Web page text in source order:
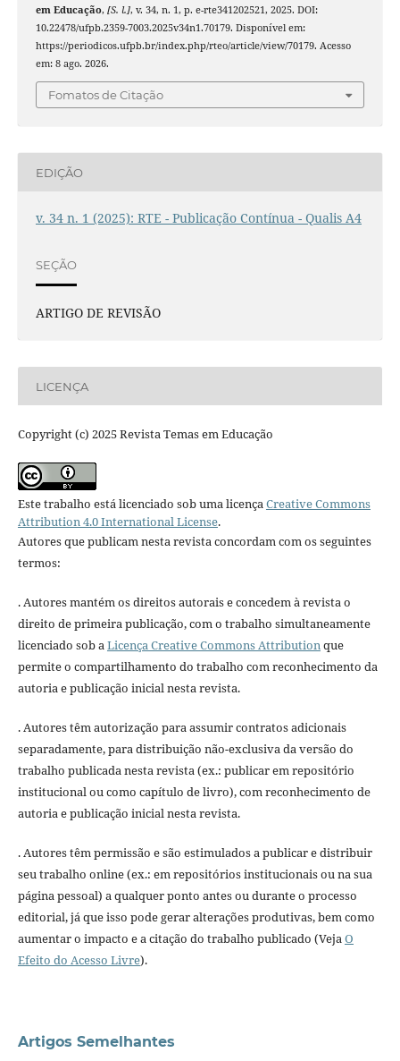
em Educação, [S. l.], v. 34, n. 1, p. e-rte341202521, 2025. DOI:
10.22478/ufpb.2359-7003.2025v34n1.70179. Disponível em:
https://periodicos.ufpb.br/index.php/rteo/article/view/70179. Acesso
em: 8 ago. 2026.
Fomatos de Citação
EDIÇÃO
v. 34 n. 1 (2025): RTE - Publicação Contínua - Qualis A4
SEÇÃO
ARTIGO DE REVISÃO
LICENÇA
Copyright (c) 2025 Revista Temas em Educação
Este trabalho está licenciado sob uma licençaCreative Commons
Attribution 4.0 International License.
Autores que publicam nesta revista concordam com os seguintes
termos:
. Autores mantém os direitos autorais e concedem à revista o
direito de primeira publicação, com o trabalho simultaneamente
licenciado sob aLicença Creative Commons Attributionque
permite o compartilhamento do trabalho com reconhecimento da
autoria e publicação inicial nesta revista.
. Autores têm autorização para assumir contratos adicionais
separadamente, para distribuição não-exclusiva da versão do
trabalho publicada nesta revista (ex.: publicar em repositório
institucional ou como capítulo de livro), com reconhecimento de
autoria e publicação inicial nesta revista.
. Autores têm permissão e são estimulados a publicar e distribuir
seu trabalho online (ex.: em repositórios institucionais ou na sua
página pessoal) a qualquer ponto antes ou durante o processo
editorial, já que isso pode gerar alterações produtivas, bem como
aumentar o impacto e a citação do trabalho publicado (VejaO
Efeito do Acesso Livre).
Artigos Semelhantes